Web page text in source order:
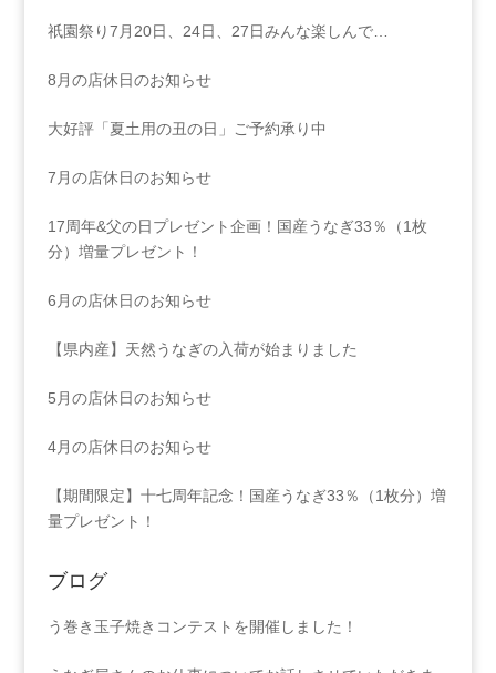
祇園祭り7月20日、24日、27日みんな楽しんで…
8月の店休日のお知らせ
大好評「夏土用の丑の日」ご予約承り中
7月の店休日のお知らせ
17周年&父の日プレゼント企画！国産うなぎ33％（1枚
分）増量プレゼント！
6月の店休日のお知らせ
【県内産】天然うなぎの入荷が始まりました
5月の店休日のお知らせ
4月の店休日のお知らせ
【期間限定】十七周年記念！国産うなぎ33％（1枚分）増
量プレゼント！
ブログ
う巻き玉子焼きコンテストを開催しました！